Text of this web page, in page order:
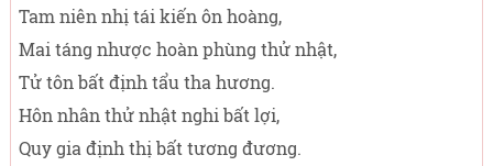
Tam niên nhị tái kiến ôn hoàng,
Mai táng nhược hoàn phùng thử nhật,
Tử tôn bất định tẩu tha hương.
Hôn nhân thử nhật nghi bất lợi,
Quy gia định thị bất tương đương.